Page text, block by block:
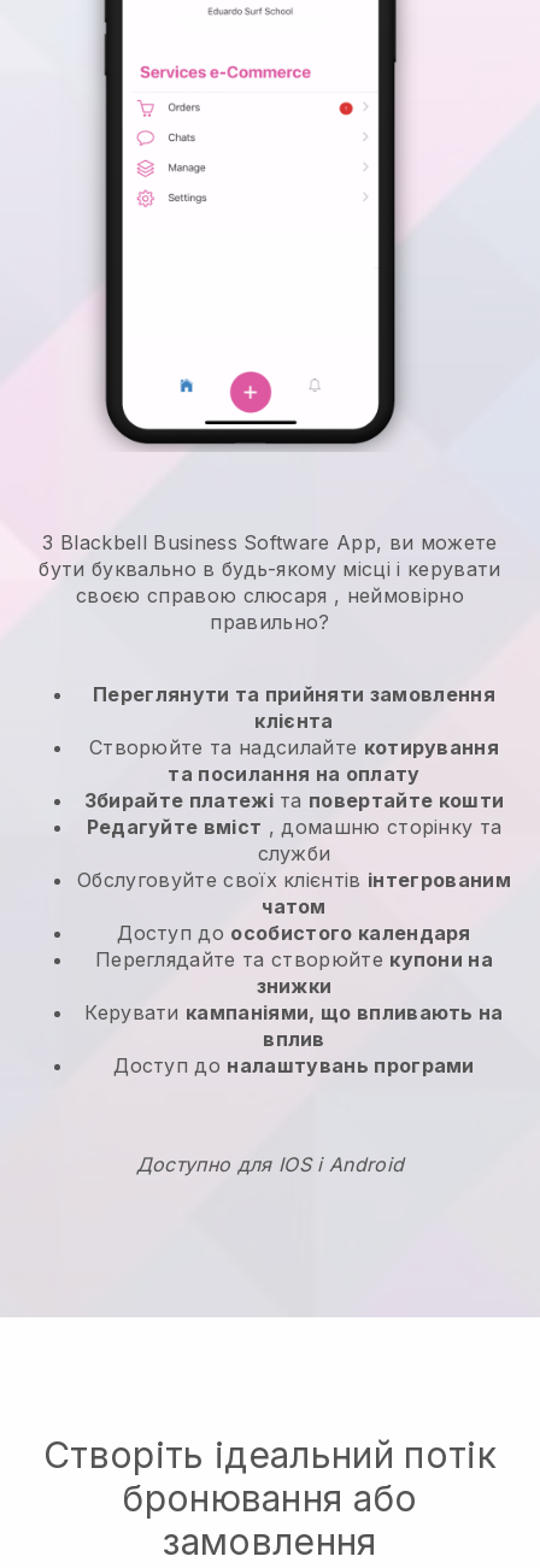
З Blackbell Business Software App, ви можете
бути буквально в будь-якому місці і керувати
своєю справою слюсаря , неймовірно
правильно?
Переглянути та прийняти замовлення
клієнта
Створюйте та надсилайте котирування
та посилання на оплату
Збирайте платежіта повертайте кошти
Редагуйте вміст , домашню сторінку та
служби
Обслуговуйте своїх клієнтів інтегрованим
чатом
Доступ до особистого календаря
Переглядайте та створюйте купони на
знижки
Керувати кампаніями, що впливають на
вплив
Доступ до налаштувань програми
Доступно для IOS і Android
Створіть ідеальний потік
бронювання або
замовлення